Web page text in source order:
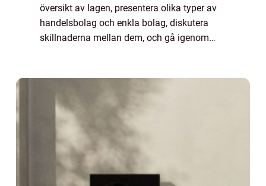
översikt av lagen, presentera olika typer av
handelsbolag och enkla bolag, diskutera
skillnaderna mellan dem, och gå igenom